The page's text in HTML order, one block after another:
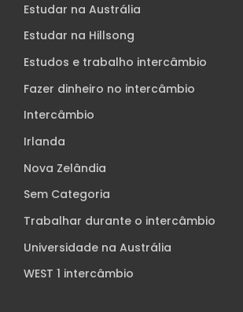
Estudar na Austrália
Estudar na Hillsong
Estudos e trabalho intercâmbio
Fazer dinheiro no intercâmbio
Intercâmbio
Irlanda
Nova Zelândia
Sem Categoria
Trabalhar durante o intercâmbio
Universidade na Austrália
WEST 1 intercâmbio